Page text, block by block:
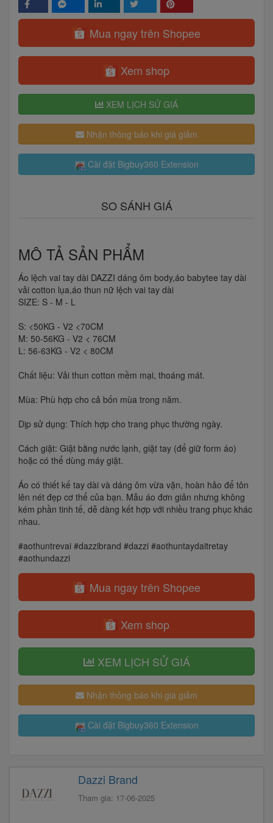
Mua ngay trên Shopee
Xem shop
XEM LỊCH SỬ GIÁ
Nhận thông báo khi giá giảm
Cài đặt Bigbuy360 Extension
SO SÁNH GIÁ
MÔ TẢ SẢN PHẨM
Áo lệch vai tay dài DAZZI dáng ôm body,áo babytee tay dài
vải cotton lụa,áo thun nữ lệch vai tay dài
SIZE: S - M - L
S: <50KG - V2 <70CM
M: 50-56KG - V2 < 76CM
L: 56-63KG - V2 < 80CM
Chất liệu: Vải thun cotton mềm mại, thoáng mát.
Mùa: Phù hợp cho cả bốn mùa trong năm.
Dịp sử dụng: Thích hợp cho trang phục thường ngày.
Cách giặt: Giặt bằng nước lạnh, giặt tay (để giữ form áo)
hoặc có thể dùng máy giặt.
Áo có thiết kế tay dài và dáng ôm vừa vặn, hoàn hảo để tôn
lên nét đẹp cơ thể của bạn. Mẫu áo đơn giản nhưng không
kém phần tinh tế, dễ dàng kết hợp với nhiều trang phục khác
nhau.
#aothuntrevai #dazzibrand #dazzi #aothuntaydaitretay
#aothundazzi
Mua ngay trên Shopee
Xem shop
XEM LỊCH SỬ GIÁ
Nhận thông báo khi giá giảm
Cài đặt Bigbuy360 Extension
Dazzi Brand
Tham gia: 17-06-2025